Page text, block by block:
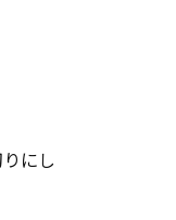
にし